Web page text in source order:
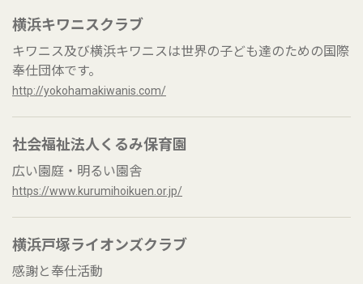
横浜キワニスクラブ
キワニス及び横浜キワニスは世界の子ども達のための国際
奉仕団体です。
http://yokohamakiwanis.com/
社会福祉法人くるみ保育園
広い園庭・明るい園舎
https://www.kurumihoikuen.or.jp/
横浜戸塚ライオンズクラブ
感謝と奉仕活動